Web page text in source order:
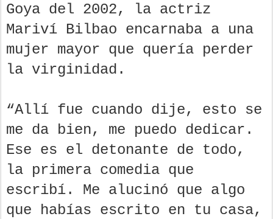
Goya del 2002, la actriz
Mariví Bilbao encarnaba a una
mujer mayor que quería perder
la virginidad.
“Allí fue cuando dije, esto se
me da bien, me puedo dedicar.
Ese es el detonante de todo,
la primera comedia que
escribí. Me alucinó que algo
que habías escrito en tu casa,